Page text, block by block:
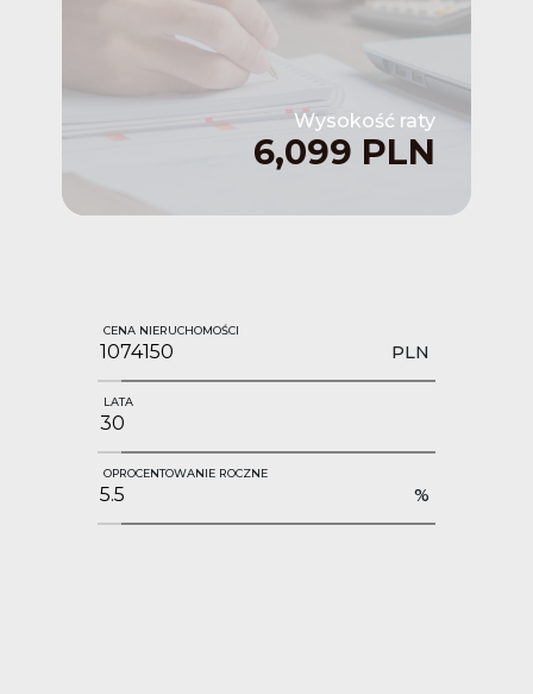
Wysokość raty
6,099 PLN
CENA NIERUCHOMOŚCI
PLN
LATA
OPROCENTOWANIE ROCZNE
%